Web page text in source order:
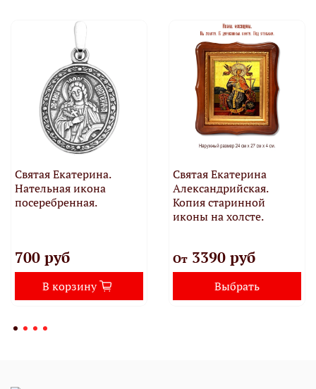
Святая Екатерина.
Нательная икона
посеребренная.
700 руб
В корзину
Святая Екатерина
Александрийская.
Копия старинной
иконы на холсте.
От3390 руб
Выбрать